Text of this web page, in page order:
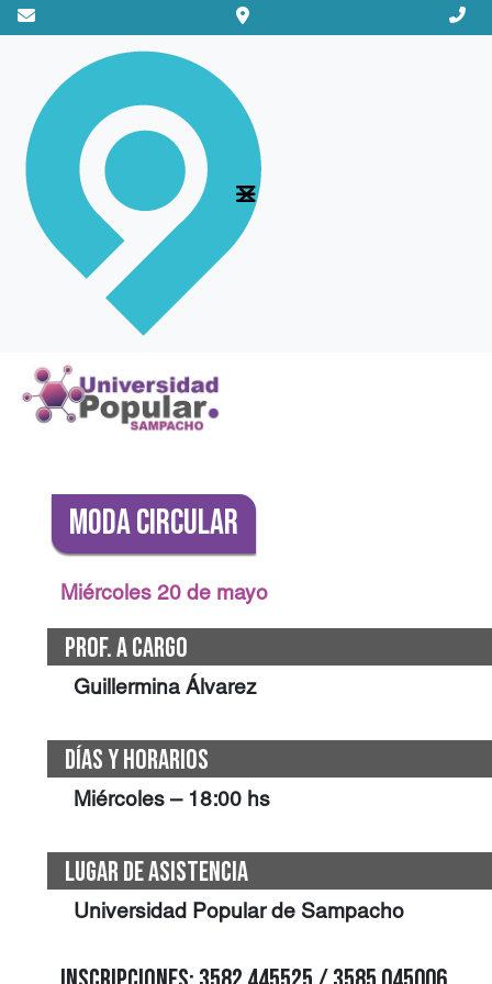
Moda Circular
Miércoles 20 de mayo
Prof. a cargo
Guillermina Álvarez
Días y Horarios
Miércoles – 18:00 hs
Lugar de Asistencia
Universidad Popular de Sampacho